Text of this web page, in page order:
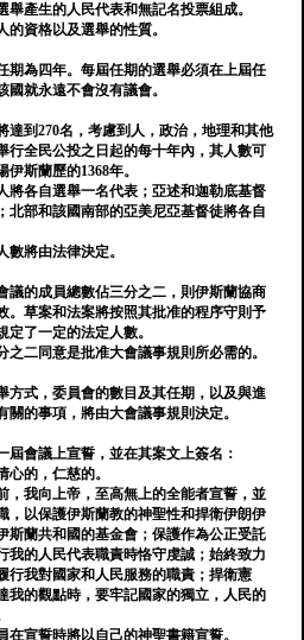
舉產生的人民代表和無記名投票組成。
資格以及選舉的性質。
期為四年。每屆任期的選舉必須在上屆任
就永遠不會沒有議會。
達到270名，考慮到人，政治，地理和其他
行全民公投之日起的每十年內，其人數可
斯蘭歷的1368年。
將各自選舉一名代表；亞述和迦勒底基督
北部和該國南部的亞美尼亞基督徒將各自
將由法律決定。
議的成員總數佔三分之二，則伊斯蘭協商
。草案和法案將按照其批准的程序守則予
定了一定的法定人數。
之二同意是批准大會議事規則所必需的。
方式，委員會的數目及其任期，以及與進
關的事項，將由大會議事規則決定。
屆會議上宣誓，並在其案文上簽名：
心的，仁慈的。
，我向上帝，至高無上的全能者宣誓，並
，以保護伊斯蘭教的神聖性和捍衛伊朗伊
斯蘭共和國的基金會；保護作為公正受託
我的人民代表職責時恪守虔誠；始終致力
行我對國家和人民服務的職責；捍衛憲
我的觀點時，要牢記國家的獨立，人民的
在宣誓時將以自己的神聖書籍宣誓。